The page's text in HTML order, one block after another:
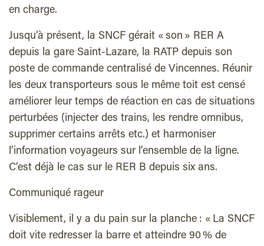
en charge.
Jusqu’à présent, la SNCF gérait « son » RER A
depuis la gare Saint-Lazare, la RATP depuis son
poste de commande centralisé de Vincennes. Réunir
les deux transporteurs sous le même toit est censé
améliorer leur temps de réaction en cas de situations
perturbées (injecter des trains, les rendre omnibus,
supprimer certains arrêts etc.) et harmoniser
l’information voyageurs sur l’ensemble de la ligne.
C’est déjà le cas sur le RER B depuis six ans.
Communiqué rageur
Visiblement, il y a du pain sur la planche : « La SNCF
doit vite redresser la barre et atteindre 90 % de